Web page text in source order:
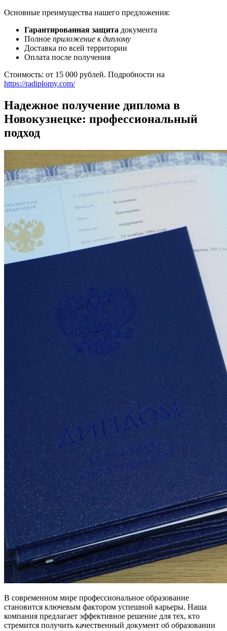
Основные преимущества нашего предложения:
Гарантированная защита документа
Полное приложение к диплому
Доставка по всей территории
Оплата после получения
Стоимость: от 15 000 рублей. Подробности на
https://radiplomy.com/
Надежное получение диплома в
Новокузнецке: профессиональный
подход
В современном мире профессиональное образование
становится ключевым фактором успешной карьеры. Наша
компания предлагает эффективное решение для тех, кто
стремится получить качественный документ об образовании